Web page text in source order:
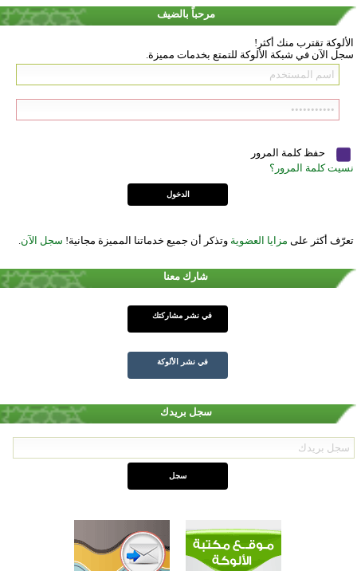
مرحباً بالضيف
الألوكة تقترب منك أكثر!
سجل الآن في شبكة الألوكة للتمتع بخدمات مميزة.
حفظ كلمة المرور
نسيت كلمة المرور؟
تعرّف أكثر على مزايا العضوية وتذكر أن جميع خدماتنا المميزة مجانية! سجل الآن
شارك معنا
في نشر مشاركتك
في نشر الألوكة
سجل بريدك